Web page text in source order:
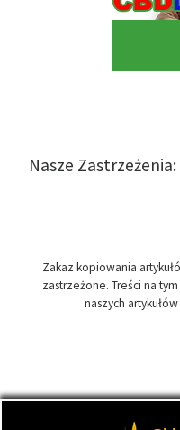
Nasze Zastrzeżenia:
Zakaz kopiowania
zastrzeżone. Treści na
naszych
CBDLeczy.com –